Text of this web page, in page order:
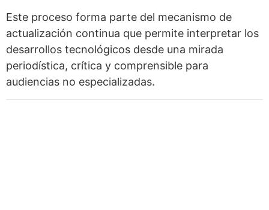
Este proceso forma parte del mecanismo de
actualización continua que permite interpretar los
desarrollos tecnológicos desde una mirada
periodística, crítica y comprensible para
audiencias no especializadas.